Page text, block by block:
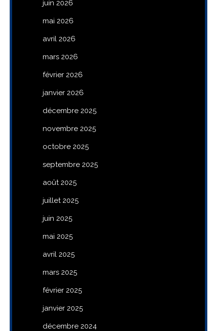
juin 2026
mai 2026
avril 2026
mars 2026
février 2026
janvier 2026
décembre 2025
novembre 2025
octobre 2025
septembre 2025
août 2025
juillet 2025
juin 2025
mai 2025
avril 2025
mars 2025
février 2025
janvier 2025
décembre 2024